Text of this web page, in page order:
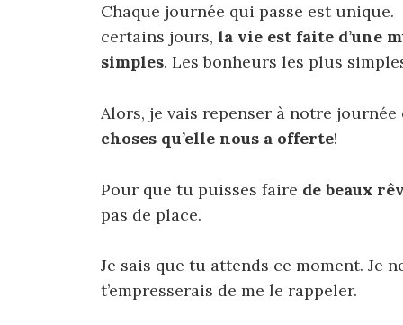
Chaque journée qui passe est unique.
certains jours, la vie est faite d’une
simples. Les bonheurs les plus
Alors, je vais repenser à notre
choses qu’elle nous a offerte!
Pour que tu puisses faire de beaux
pas de place.
Je sais que tu attends ce moment. Je
t’empresserais de me le rappeler.